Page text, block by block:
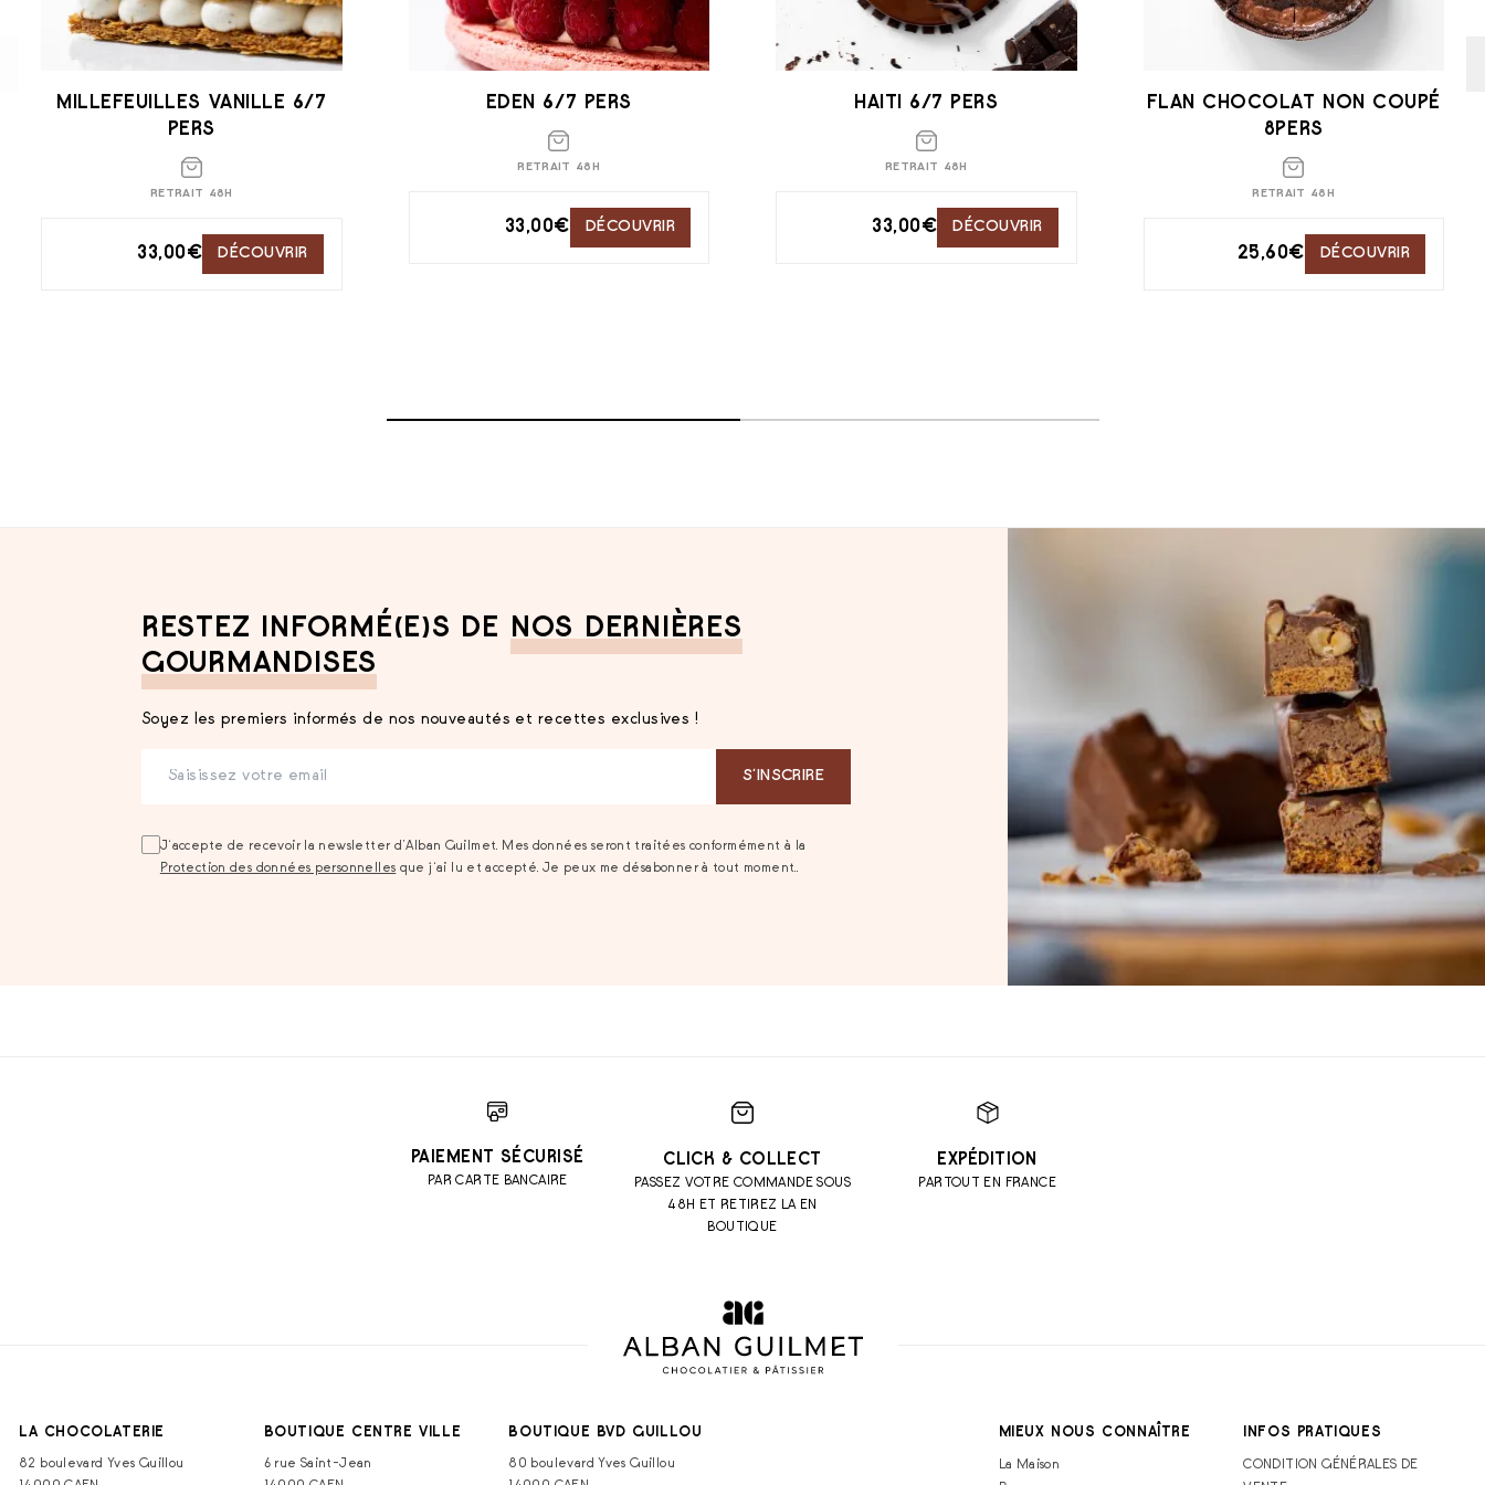
MILLEFEUILLES VANILLE 6/7
PERS
RETRAIT 48H
33,00€ DÉCOUVRIR
EDEN 6/7 PERS
RETRAIT 48H
33,00€ DÉCOUVRIR
HAITI 6/7 PERS
RETRAIT 48H
33,00€ DÉCOUVRIR
FLAN CHOCOLAT NON COUPÉ
8PERS
RETRAIT 48H
25,60€ DÉCOUVRIR
RESTEZ INFORMÉ(E)S DE NOS DERNIÈRES
GOURMANDISES
Soyez les premiers informés de nos nouveautés et recettes exclusives !
S‘INSCRIRE
J‘accepte de recevoir la newsletter d’Alban Guilmet. Mes données seront traitées conformément à la
Protection des données personnelles que j‘ai lu et accepté. Je peux me désabonner à tout moment..
PAIEMENT SÉCURISÉ
PAR CARTE BANCAIRE
CLICK & COLLECT
PASSEZ VOTRE COMMANDE SOUS
48H ET RETIREZ LA EN
BOUTIQUE
EXPÉDITION
PARTOUT EN FRANCE
LA CHOCOLATERIE
82 boulevard Yves Guillou
BOUTIQUE CENTRE VILLE
6 rue Saint-Jean
BOUTIQUE BVD GUILLOU
80 boulevard Yves Guillou
MIEUX NOUS CONNAÎTRE
La Maison
INFOS PRATIQUES
CONDITION GÉNÉRALES DE